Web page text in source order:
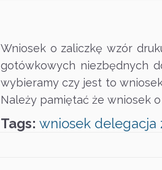
Wniosek o zaliczkę wzór
gotówkowych niezbędnych
wybieramy czy jest to
Należy pamiętać że wniosek
Tags: wniosek delegacja